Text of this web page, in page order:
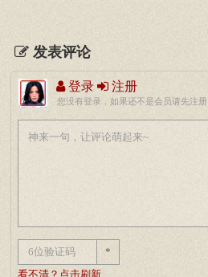
发表评论
登录 注册
您没有登录，如果还不是会员请先注册
*
看不清？点击刷新